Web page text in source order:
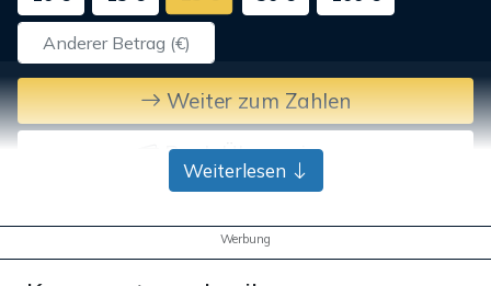
Weiter zum Zahlen
Bank-Überweisung
Weiterlesen
Werbung